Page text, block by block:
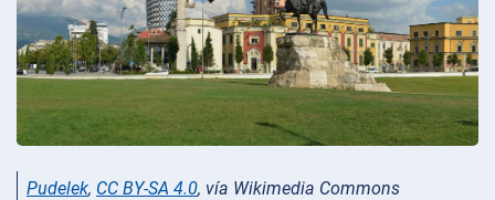
Pudelek, CC BY-SA 4.0, vía Wikimedia Commons